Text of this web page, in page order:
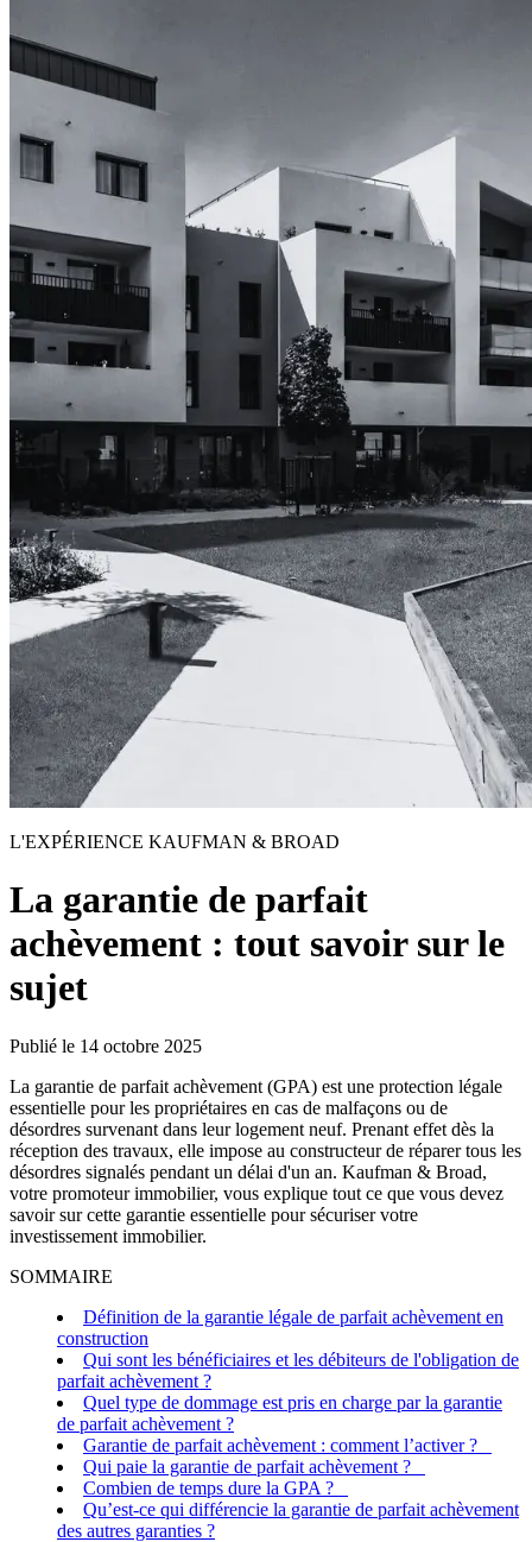
L'EXPÉRIENCE KAUFMAN & BROAD
La garantie de parfait
achèvement : tout savoir sur le
sujet
Publié le 14 octobre 2025
La garantie de parfait achèvement (GPA) est une protection légale
essentielle pour les propriétaires en cas de malfaçons ou de
désordres survenant dans leur logement neuf. Prenant effet dès la
réception des travaux, elle impose au constructeur de réparer tous les
désordres signalés pendant un délai d'un an. Kaufman & Broad,
votre promoteur immobilier, vous explique tout ce que vous devez
savoir sur cette garantie essentielle pour sécuriser votre
investissement immobilier.
SOMMAIRE
Définition de la garantie légale de parfait achèvement en
construction
Qui sont les bénéficiaires et les débiteurs de l'obligation de
parfait achèvement ?
Quel type de dommage est pris en charge par la garantie
de parfait achèvement ?
Garantie de parfait achèvement : comment l’activer ?
Qui paie la garantie de parfait achèvement ?
Combien de temps dure la GPA ?
Qu’est-ce qui différencie la garantie de parfait achèvement
des autres garanties ?